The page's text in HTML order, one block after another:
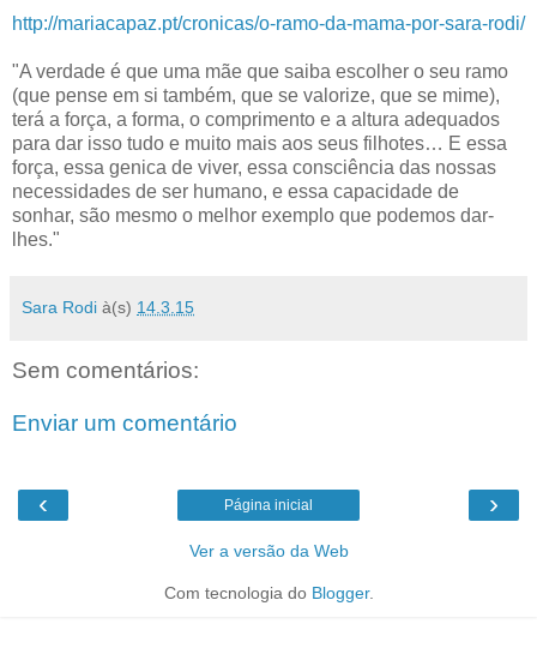
http://mariacapaz.pt/cronicas/o-ramo-da-mama-por-sara-rodi/
"A verdade é que uma mãe que saiba escolher o seu ramo
(que pense em si também, que se valorize, que se mime),
terá a força, a forma, o comprimento e a altura adequados
para dar isso tudo e muito mais aos seus filhotes… E essa
força, essa genica de viver, essa consciência das nossas
necessidades de ser humano, e essa capacidade de
sonhar, são mesmo o melhor exemplo que podemos dar-
lhes."
Sara Rodi à(s) 14.3.15
Sem comentários:
Enviar um comentário
‹ ›
Página inicial
Ver a versão da Web
Com tecnologia do Blogger.